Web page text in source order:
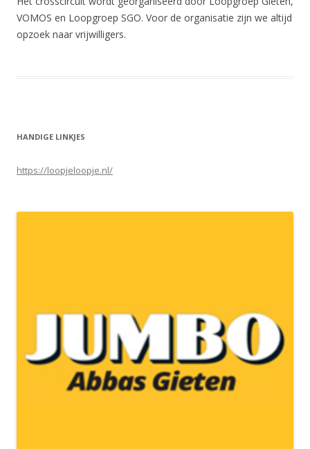
VOMOS en Loopgroep SGO. Voor de organisatie zijn we altijd
opzoek naar vrijwilligers.
HANDIGE LINKJES
https://loopjeloopje.nl/